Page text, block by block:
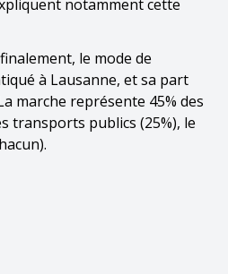
notamment cette
le mode de
à Lausanne, et sa part
marche représente 45% des
transports publics (25%), le